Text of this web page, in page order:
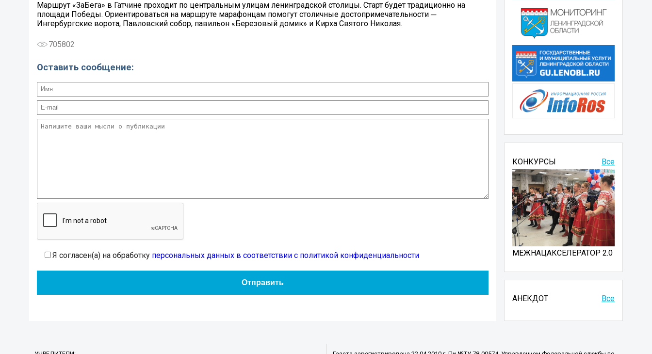
Маршрут «ЗаБега» в Гатчине проходит по центральным улицам ленинградской столицы. Старт будет традиционно на
площади Победы. Ориентироваться на маршруте марафонцам помогут столичные достопримечательности ─
Ингербургские ворота, Павловский собор, павильон «Березовый домик» и Кирха Святого Николая.
705802
Оставить сообщение:
Я согласен(а) на обработку персональных данных в соответствии с политикой конфиденциальности
Все
КОНКУРСЫ
МЕЖНАЦАКСЕЛЕРАТОР 2.0
АНЕКДОТ Все